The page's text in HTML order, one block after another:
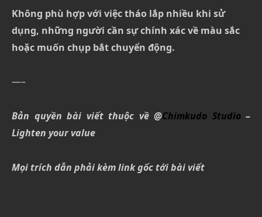
Không phù hợp với việc tháo lắp nhiều khi sử
dụng, những người cần sự chính xác về màu sắc
hoặc muốn chụp bắt chuyển động.
—–
Bản quyền bài viết thuộc về @Chimkudo Studio–
Lighten your value
Mọi trích dẫn phải kèm link gốc tới bài viết